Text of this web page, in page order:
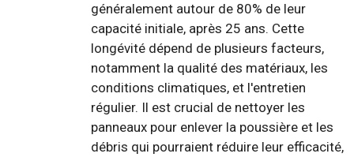
généralement autour de 80% de leur
capacité initiale, après 25 ans. Cette
longévité dépend de plusieurs facteurs,
notamment la qualité des matériaux, les
conditions climatiques, et l'entretien
régulier. Il est crucial de nettoyer les
panneaux pour enlever la poussière et les
débris qui pourraient réduire leur efficacité,